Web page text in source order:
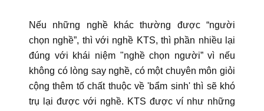
Nếu những nghề khác thường được “người
chọn nghề”, thì với nghề KTS, thì phần nhiều lại
đúng với khái niệm "nghề chọn người” vì nếu
không có lòng say nghề, có một chuyên môn giỏi
cộng thêm tố chất thuộc về 'bẩm sinh' thì sẽ khó
trụ lại được với nghề. KTS được ví như những